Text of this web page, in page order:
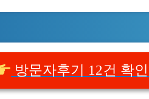
방문자후기 12건 확인